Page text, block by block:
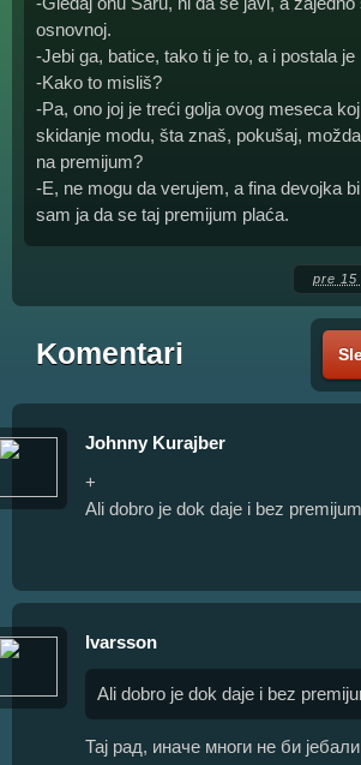
osnovnoj.
-Jebi ga, batice, tako ti je to, a i postala je
-Kako to misliš?
-Pa, ono joj je treći golja ovog meseca
skidanje modu, šta znaš, pokušaj,
na premijum?
-E, ne mogu da verujem, a fina devojka
sam ja da se taj premijum plaća.
pre 15
Komentari
Johnny Kurajber
+
Ali dobro je dok daje i bez
Ivarsson
Ali dobro je dok daje i bez
Тај рад, иначе многи не би